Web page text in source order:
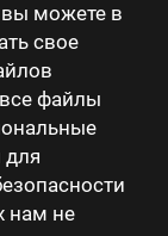
вы можете в
свое
файлы
нам не